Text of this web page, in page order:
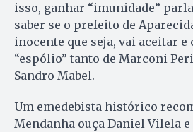
isso, ganhar “imunidade”
saber se o prefeito de
inocente que seja, vai aceitar e
“espólio” tanto de Marconi
Sandro Mabel.
Um emedebista histórico
Mendanha ouça Daniel Vilela e